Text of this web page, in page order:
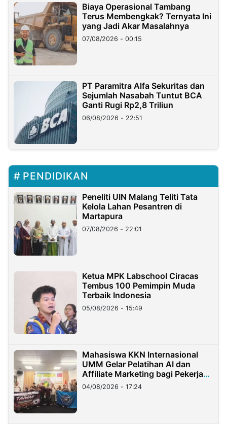
Biaya Operasional Tambang
Terus Membengkak? Ternyata Ini
yang Jadi Akar Masalahnya
07/08/2026 - 00:15
PT Paramitra Alfa Sekuritas dan
Sejumlah Nasabah Tuntut BCA
Ganti Rugi Rp2,8 Triliun
06/08/2026 - 22:51
PENDIDIKAN
Peneliti UIN Malang Teliti Tata
Kelola Lahan Pesantren di
Martapura
07/08/2026 - 22:01
Ketua MPK Labschool Ciracas
Tembus 100 Pemimpin Muda
Terbaik Indonesia
05/08/2026 - 15:49
Mahasiswa KKN Internasional
UMM Gelar Pelatihan AI dan
Affiliate Marketing bagi Pekerja
Migran Indonesia di Taiwan
04/08/2026 - 17:24